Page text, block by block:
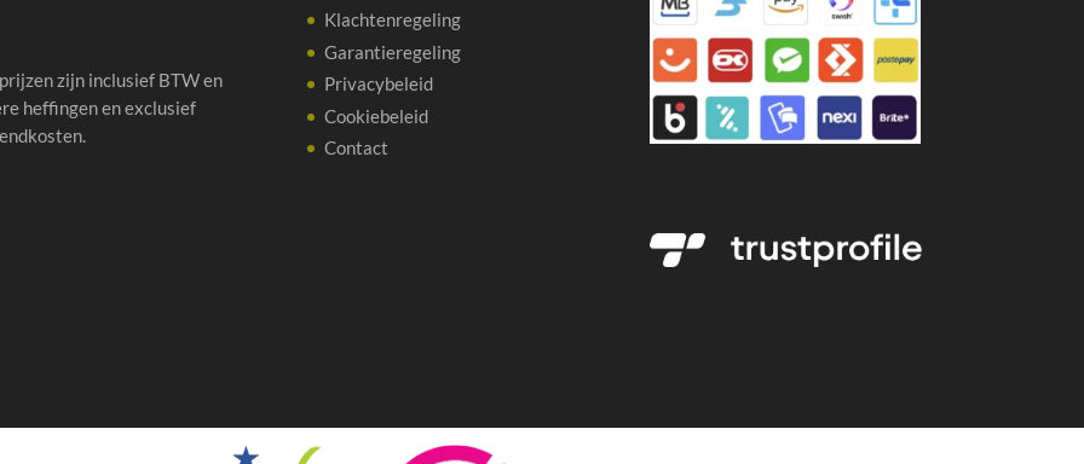
zijn inclusief BTW en
heffingen en exclusief
Klachtenregeling
Garantieregeling
Privacybeleid
Cookiebeleid
Contact